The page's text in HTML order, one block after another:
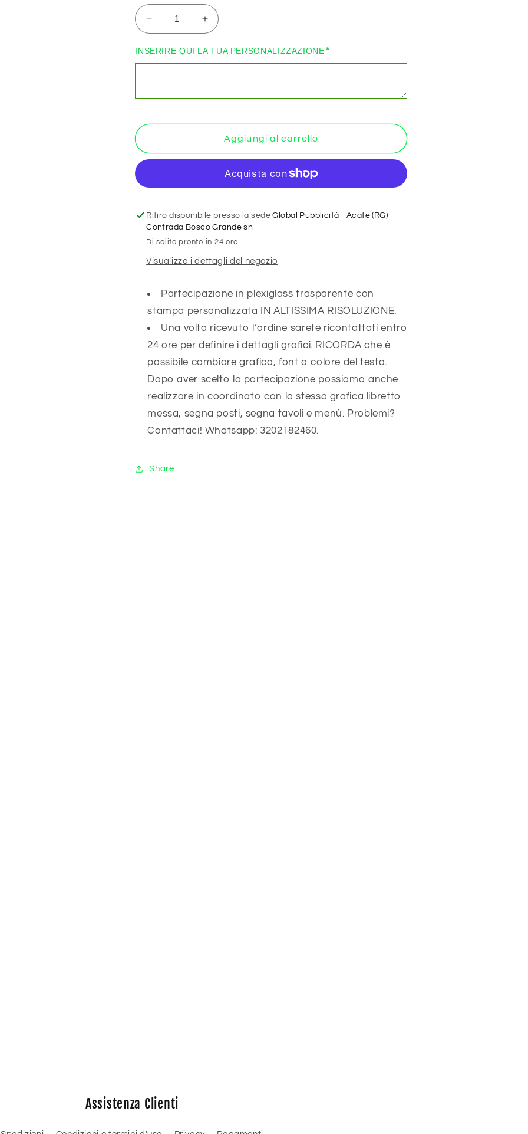
Diminuisci
quantità
per
Partecipazioni
O
Personalizzate
PLEXIGLASS
QUALITÁ
-
sirena
-
Aumenta
quantità
per
Partecipazioni
O
Personalizzate
PLEXIGLASS
CON
STAMPA
QUALITÁ
-
sirena
-
INSERIRE QUI LA TUA PERSONALIZZAZIONE*
Aggiungi al carrello
Ritiro disponibile presso la sedeGlobal Pubblicità - Acate (RG)
Contrada Bosco Grande sn
Di solito pronto in 24 ore
Visualizza i dettagli del negozio
Partecipazione in plexiglass trasparente con
stampa personalizzata IN ALTISSIMA RISOLUZIONE.
Una volta ricevuto l’ordine sarete ricontattati entro
24 ore per definire i dettagli grafici. RICORDA che è
possibile cambiare grafica, font o colore del testo.
Dopo aver scelto la partecipazione possiamo anche
realizzare in coordinato con la stessa grafica libretto
messa, segna posti, segna tavoli e menù. Problemi?
Contattaci! Whatsapp: 3202182460.
Share
Assistenza Clienti